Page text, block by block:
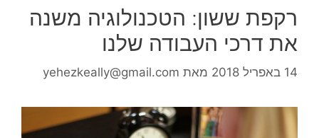
רקפת ששון: הטכנולוגיה משנה
את דרכי העבודה שלנו
14 באפריל 2018 מאת yehezkeally@gmail.com